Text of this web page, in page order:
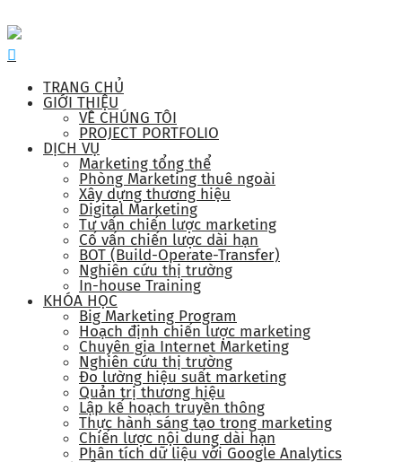
TRANG CHỦ
GIỚI THIỆU
VỀ CHÚNG TÔI
PROJECT PORTFOLIO
DỊCH VỤ
Marketing tổng thể
Phòng Marketing thuê ngoài
Xây dựng thương hiệu
Digital Marketing
Tư vấn chiến lược marketing
Cố vấn chiến lược dài hạn
BOT (Build-Operate-Transfer)
Nghiên cứu thị trường
In-house Training
KHÓA HỌC
Big Marketing Program
Hoạch định chiến lược marketing
Chuyên gia Internet Marketing
Nghiên cứu thị trường
Đo lường hiệu suất marketing
Quản trị thương hiệu
Lập kế hoạch truyền thông
Thực hành sáng tạo trong marketing
Chiến lược nội dung dài hạn
Phân tích dữ liệu với Google Analytics